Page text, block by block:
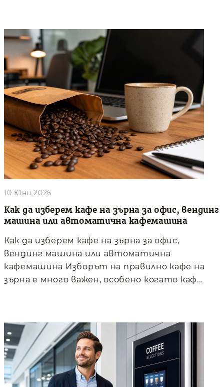
Как да изберем кафе на зърна за офис, вендинг
машина или автоматична кафемашина
10 Юни 2026
Как да изберем кафе на зърна за офис,
вендинг машина или автоматична
кафемашина Изборът на правилно кафе на
зърна е много важен, особено когато каф...